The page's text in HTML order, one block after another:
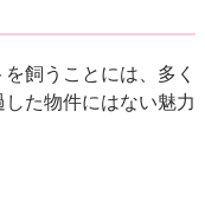
飼うことには、多く
た物件にはない魅力